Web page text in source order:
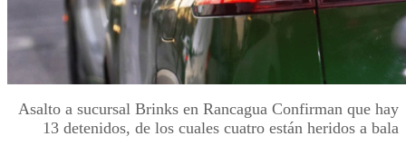
Asalto a sucursal Brinks en Rancagua Confirman que hay
13 detenidos, de los cuales cuatro están heridos a bala